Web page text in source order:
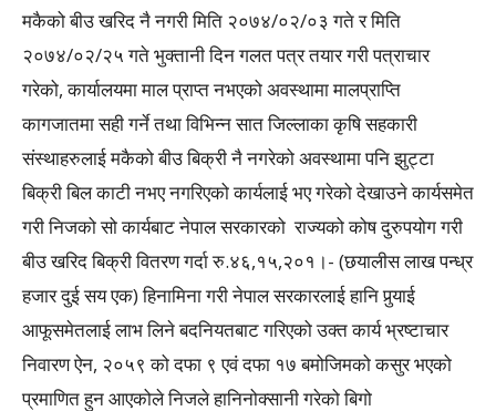
मकैको बीउ खरिद नै नगरी मिति २०७४/०२/०३ गते र मिति
२०७४/०२/२५ गते भुक्तानी दिन गलत पत्र तयार गरी पत्राचार
गरेको, कार्यालयमा माल प्राप्त नभएको अवस्थामा मालप्राप्ति
कागजातमा सही गर्ने तथा विभिन्न सात जिल्लाका कृषि सहकारी
संस्थाहरुलाई मकैको बीउ बिक्री नै नगरेको अवस्थामा पनि झुट्टा
बिक्री बिल काटी नभए नगरिएको कार्यलाई भए गरेको देखाउने कार्यसमेत
गरी निजको सो कार्यबाट नेपाल सरकारको राज्यको कोष दुरुपयोग गरी
बीउ खरिद बिक्री वितरण गर्दा रु.४६,१५,२०१।- (छयालीस लाख पन्ध्र
हजार दुई सय एक) हिनामिना गरी नेपाल सरकारलाई हानि पुर्‍याई
आफूसमेतलाई लाभ लिने बदनियतबाट गरिएको उक्त कार्य भ्रष्टाचार
निवारण ऐन, २०५९ को दफा ९ एवं दफा १७ बमोजिमको कसुर भएको
प्रमाणित हुन आएकोले निजले हानिनोक्सानी गरेको बिगो